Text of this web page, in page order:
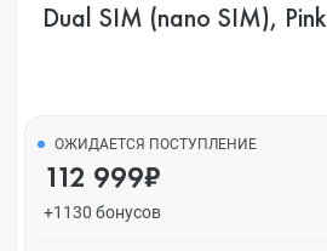
Dual SIM (nano SIM), Pink
ОЖИДАЕТСЯ ПОСТУПЛЕНИЕ
112 999₽
+1130 бонусов